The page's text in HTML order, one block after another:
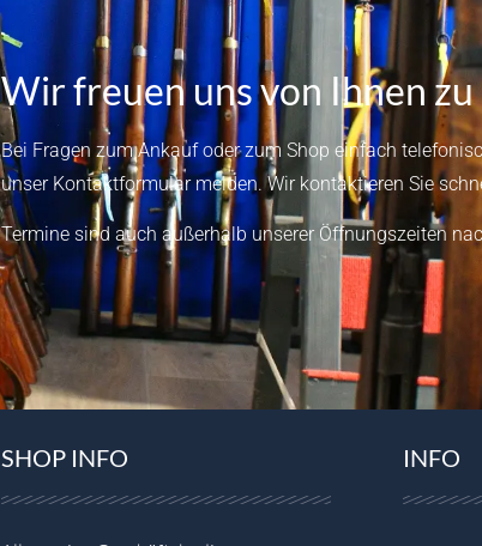
Wir freuen uns von Ihnen
Bei Fragen zum Ankauf oder zum Shop einfach
unser Kontaktformularmelden.Wir kontaktieren Sie
Termine sind auch außerhalb unserer Öffnungszeiten
SHOP INFO INFO